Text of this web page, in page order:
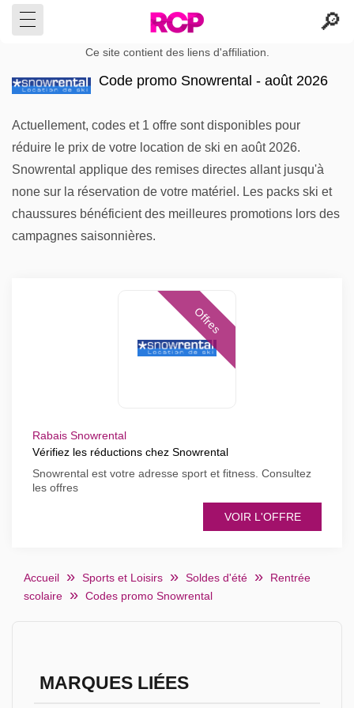
Ce site contient des liens d'affiliation.
Code promo Snowrental - août 2026
Actuellement, codes et 1 offre sont disponibles pour
réduire le prix de votre location de ski en août 2026.
Snowrental applique des remises directes allant jusqu'à
none sur la réservation de votre matériel. Les packs ski et
chaussures bénéficient des meilleures promotions lors des
campagnes saisonnières.
Offres
Rabais Snowrental
Vérifiez les réductions chez Snowrental
Snowrental est votre adresse sport et fitness. Consultez
les offres
VOIR L'OFFRE
Accueil Sports et Loisirs Soldes d'été
Rentrée
scolaire
Codes promo Snowrental
MARQUES LIÉES